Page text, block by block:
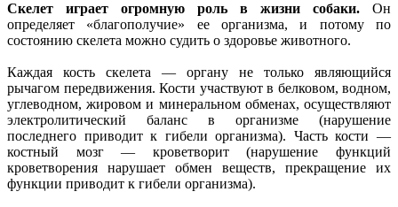
Скелет играет огромную роль в жизни собаки. Он
определяет «благополучие» ее организма, и потому по
состоянию скелета можно судить о здоровье животного.
Каждая кость скелета — органу не только являющийся
рычагом передвижения. Кости участвуют в белковом, водном,
углеводном, жировом и минеральном обменах, осуществляют
электролитический баланс в организме (нарушение
последнего приводит к гибели организма). Часть кости —
костный мозг — кроветворит (нарушение функций
кроветворения нарушает обмен веществ, прекращение их
функции приводит к гибели организма).